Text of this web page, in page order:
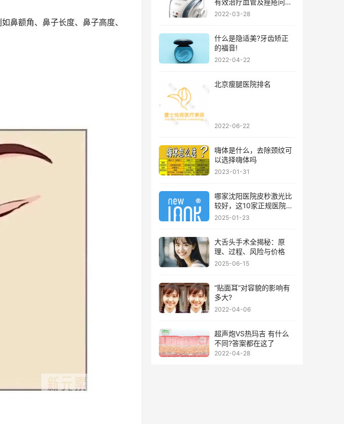
鼻额角、鼻子长度、鼻子高度、
有效治疗血管及痤疮问
题?
2022-03-28
什么是隐适美?牙齿矫正
的福音!
2022-04-22
北京瘦腿医院排名
2022-06-22
嗨体是什么，去除颈纹可
以选择嗨体吗
2023-01-31
哪家沈阳医院皮秒激光比
较好，这10家正规医院值
得你看看
2025-01-23
大舌头手术全揭秘：原
理、过程、风险与价格
2025-06-15
“贴面耳”对容貌的影响有
多大?
2022-04-06
超声炮VS热玛吉 有什么
不同?答案都在这了
2022-04-28